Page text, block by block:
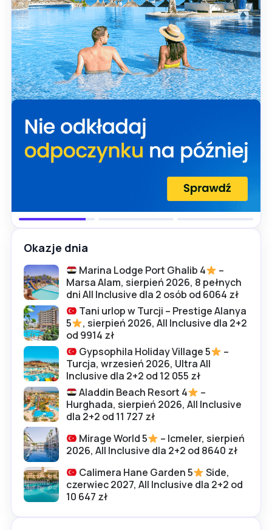
Okazje dnia
Marina Lodge Port Ghalib 4
–
Marsa Alam, sierpień 2026, 8 pełnych
dni All Inclusive dla 2 osób od 6064 zł
Tani urlop w Turcji – Prestige Alanya
5
, sierpień 2026, All Inclusive dla 2+2
od 9914 zł
Gypsophila Holiday Village 5
–
Turcja, wrzesień 2026, Ultra All
Inclusive dla 2+2 od 12 055 zł
Aladdin Beach Resort 4
–
Hurghada, sierpień 2026, All Inclusive
dla 2+2 od 11 727 zł
Mirage World 5
– Icmeler, sierpień
2026, All Inclusive dla 2+2 od 8640 zł
Calimera Hane Garden 5
Side,
czerwiec 2027, All Inclusive dla 2+2 od
10 647 zł